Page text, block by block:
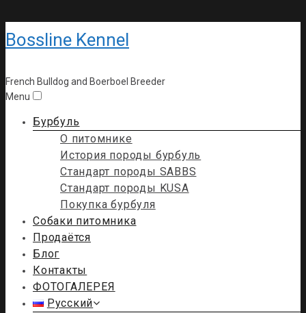
Bossline Kennel
French Bulldog and Boerboel Breeder
Menu
Бурбуль
О питомнике
История породы бурбуль
Стандарт породы SABBS
Стандарт породы KUSA
Покупка бурбуля
Собаки питомника
Продаётся
Блог
Контакты
ФОТОГАЛЕРЕЯ
Русский